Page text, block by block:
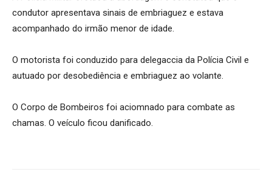
condutor apresentava sinais de embriaguez e estava
acompanhado do irmão menor de idade.
O motorista foi conduzido para delegaccia da Polícia Civil e
autuado por desobediência e embriaguez ao volante.
O Corpo de Bombeiros foi aciomnado para combate as
chamas. O veículo ficou danificado.